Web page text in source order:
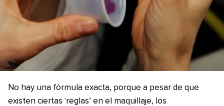
No hay una fórmula exacta, porque a pesar de que
existen ciertas ‘reglas’ en el maquillaje, los